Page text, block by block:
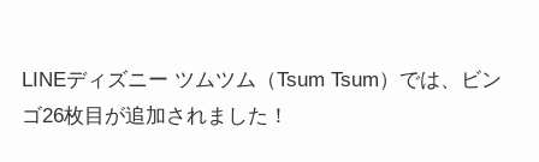
LINEディズニー ツムツム（Tsum Tsum）では、ビン
ゴ26枚目が追加されました！